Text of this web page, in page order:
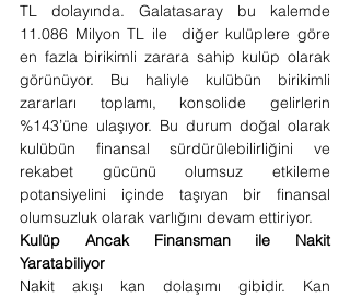
TL dolayında. Galatasaray bu kalemde
11.086 Milyon TL ile  diğer kulüplere göre
en fazla birikimli zarara sahip kulüp olarak
görünüyor. Bu haliyle kulübün birikimli
zararları toplamı, konsolide gelirlerin
%143’üne ulaşıyor. Bu durum doğal olarak
kulübün finansal sürdürülebilirliğini ve
rekabet gücünü olumsuz etkileme
potansiyelini içinde taşıyan bir finansal
olumsuzluk olarak varlığını devam ettiriyor.
Kulüp Ancak Finansman ile Nakit
Yaratabiliyor
Nakit akışı kan dolaşımı gibidir. Kan